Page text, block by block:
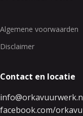
Algemene voorwaarden
Disclaimer
Contact en locatie
facebook.com/